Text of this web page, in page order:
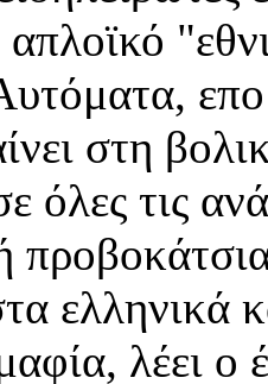
στη
όλες τις
ελληνικά
λέει ο